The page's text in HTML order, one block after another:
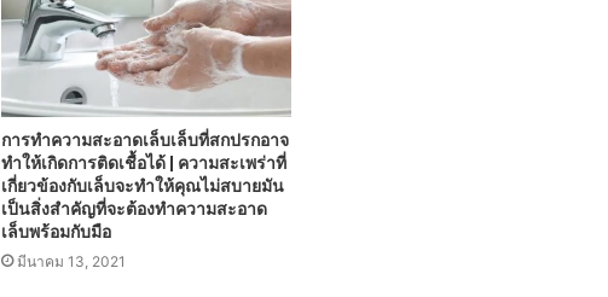
การทำความสะอาดเล็บเล็บที่สกปรกอาจ
ทำให้เกิดการติดเชื้อได้ | ความสะเพร่าที่
เกี่ยวข้องกับเล็บจะทำให้คุณไม่สบายมัน
เป็นสิ่งสำคัญที่จะต้องทำความสะอาด
เล็บพร้อมกับมือ
มีนาคม 13, 2021